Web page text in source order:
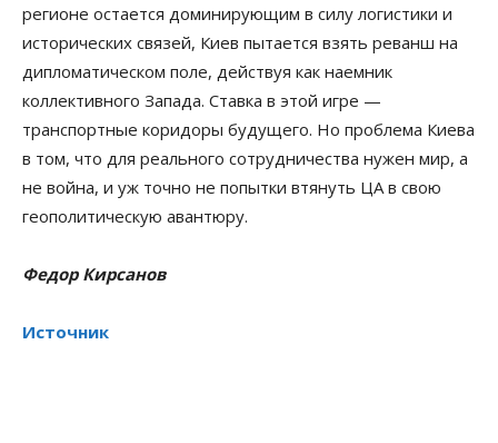
регионе остается доминирующим в силу логистики и
исторических связей, Киев пытается взять реванш на
дипломатическом поле, действуя как наемник
коллективного Запада. Ставка в этой игре —
транспортные коридоры будущего. Но проблема Киева
в том, что для реального сотрудничества нужен мир, а
не война, и уж точно не попытки втянуть ЦА в свою
геополитическую авантюру.
Федор Кирсанов
Источник